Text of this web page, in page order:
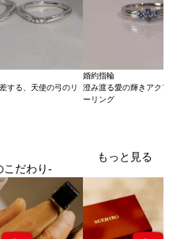
する、天使の弓のリ
婚約指輪
澄み渡る愛の輝きアク
ーリング
こだわり-
もっと見る